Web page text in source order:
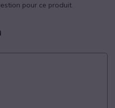
pour ce produit.